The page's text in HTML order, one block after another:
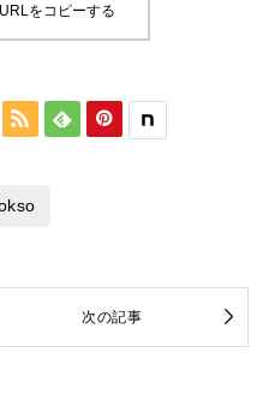
をコピーする
  
次の記事 